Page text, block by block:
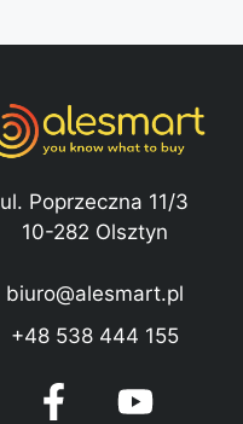
ul. Poprzeczna 11/3
10-282 Olsztyn
biuro@alesmart.pl
+48 538 444 155